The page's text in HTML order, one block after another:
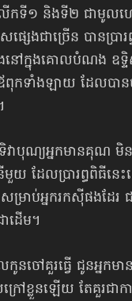
ើកទី១ និងទី២ ជាមូល
សេងជាច្រើន បានប្រារព្
ងនៅក្នុងគោលបំណង ឧ
ពុកទាំងឡាយ ដែលបា
វាបុណ្យអ្នកមានគុណ មិន
យ ដែលប្រារព្ធពិធីនេះទ
ម្រាប់អ្នករកស៊ីផងដែ
ដើម។
នចៅគួរធ្វើ ជូនអ្នក
ៅខ្លួនឡើយ តែគួរជាក